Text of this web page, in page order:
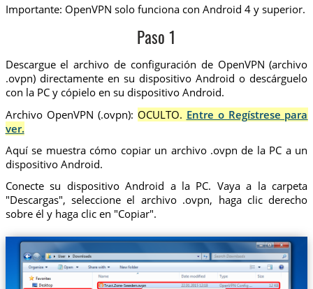
Importante: OpenVPN solo funciona con Android 4 y superior.
Paso 1
Descargue el archivo de configuración de OpenVPN (archivo
.ovpn) directamente en su dispositivo Android o descárguelo
con la PC y cópielo en su dispositivo Android.
Archivo OpenVPN (.ovpn): OCULTO. Entre o Regístrese para
ver.
Aquí se muestra cómo copiar un archivo .ovpn de la PC a un
dispositivo Android.
Conecte su dispositivo Android a la PC. Vaya a la carpeta
"Descargas", seleccione el archivo .ovpn, haga clic derecho
sobre él y haga clic en "Copiar".
Trust.Zone-Sweden.ovpn